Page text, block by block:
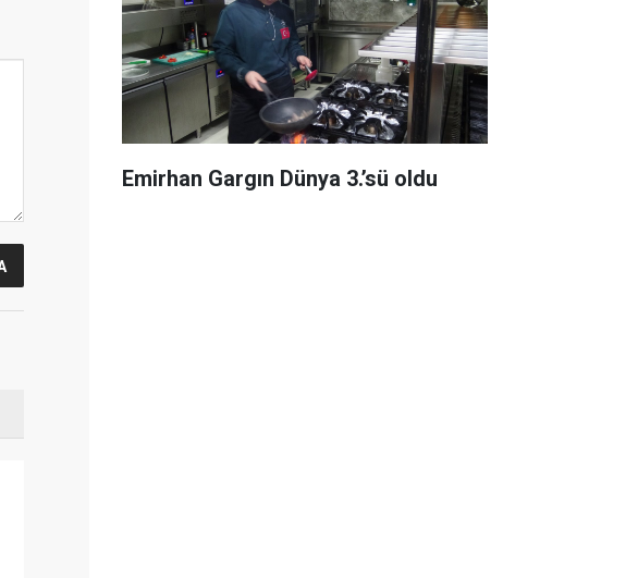
Emirhan Gargın Dünya 3.’sü oldu